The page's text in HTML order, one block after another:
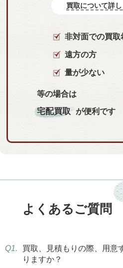
買取について詳
非対面での買取
遠方の方
量が少ない
等の場合は
宅配買取 が便利です
よくあるご質問
Q1.
買取、見積もりの際、用意
りますか？